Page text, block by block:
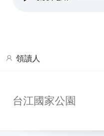
領讀人
台江國家公園